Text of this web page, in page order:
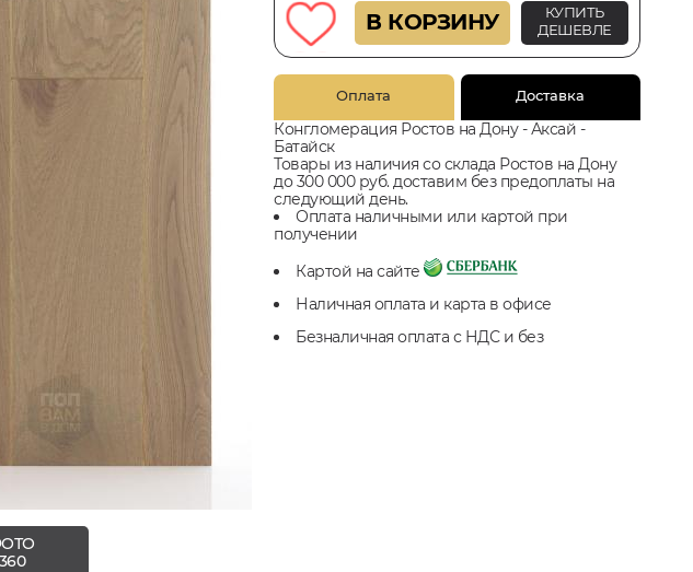
В КОРЗИНУ
КУПИТЬ
ДЕШЕВЛЕ
Оплата Доставка
Конгломерация Ростов на Дону - Аксай -
Батайск
Товары из наличия со склада Ростов на Дону
до 300 000 руб. доставим без предоплаты на
следующий день.
Оплата наличными или картой при
получении
Картой на сайте
Наличная оплата и карта в офисе
Безналичная оплата с НДС и без